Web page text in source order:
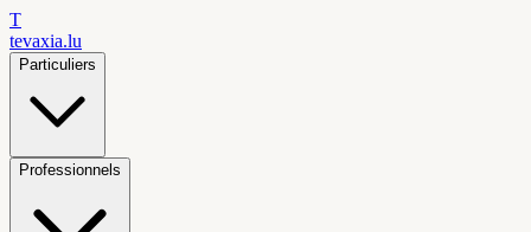
T
tevaxia.lu
Particuliers
Professionnels